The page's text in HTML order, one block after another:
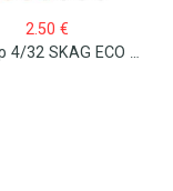
2.50 €